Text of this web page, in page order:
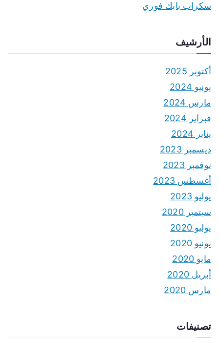
سكراب بايك فوري
الأرشيف
أكتوبر 2025
يونيو 2024
مارس 2024
فبراير 2024
يناير 2024
ديسمبر 2023
نوفمبر 2023
أغسطس 2023
يوليو 2023
سبتمبر 2020
يوليو 2020
يونيو 2020
مايو 2020
أبريل 2020
مارس 2020
تصنيفات